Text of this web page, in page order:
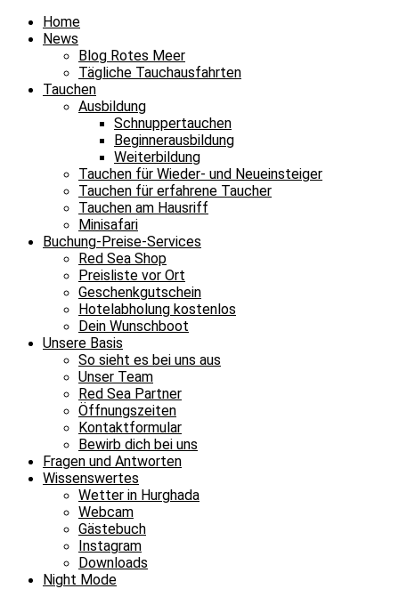
Home
News
Blog Rotes Meer
Tägliche Tauchausfahrten
Tauchen
Ausbildung
Schnuppertauchen
Beginnerausbildung
Weiterbildung
Tauchen für Wieder- und Neueinsteiger
Tauchen für erfahrene Taucher
Tauchen am Hausriff
Minisafari
Buchung-Preise-Services
Red Sea Shop
Preisliste vor Ort
Geschenkgutschein
Hotelabholung kostenlos
Dein Wunschboot
Unsere Basis
So sieht es bei uns aus
Unser Team
Red Sea Partner
Öffnungszeiten
Kontaktformular
Bewirb dich bei uns
Fragen und Antworten
Wissenswertes
Wetter in Hurghada
Webcam
Gästebuch
Instagram
Downloads
Night Mode